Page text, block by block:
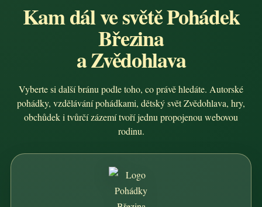
Kam dál ve světě Pohádek
Březina
a Zvědohlava
Vyberte si další bránu podle toho, co právě hledáte. Autorské
pohádky, vzdělávání pohádkami, dětský svět Zvědohlava, hry,
obchůdek i tvůrčí zázemí tvoří jednu propojenou webovou
rodinu.